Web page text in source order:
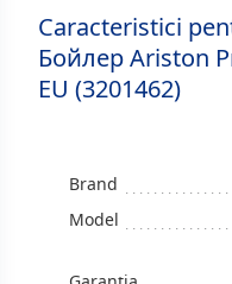
Caracteristici
Бойлер Ariston
EU (3201462)
Brand
Model